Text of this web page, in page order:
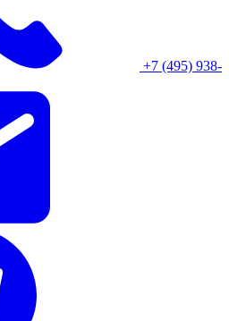
+7 (495) 938-